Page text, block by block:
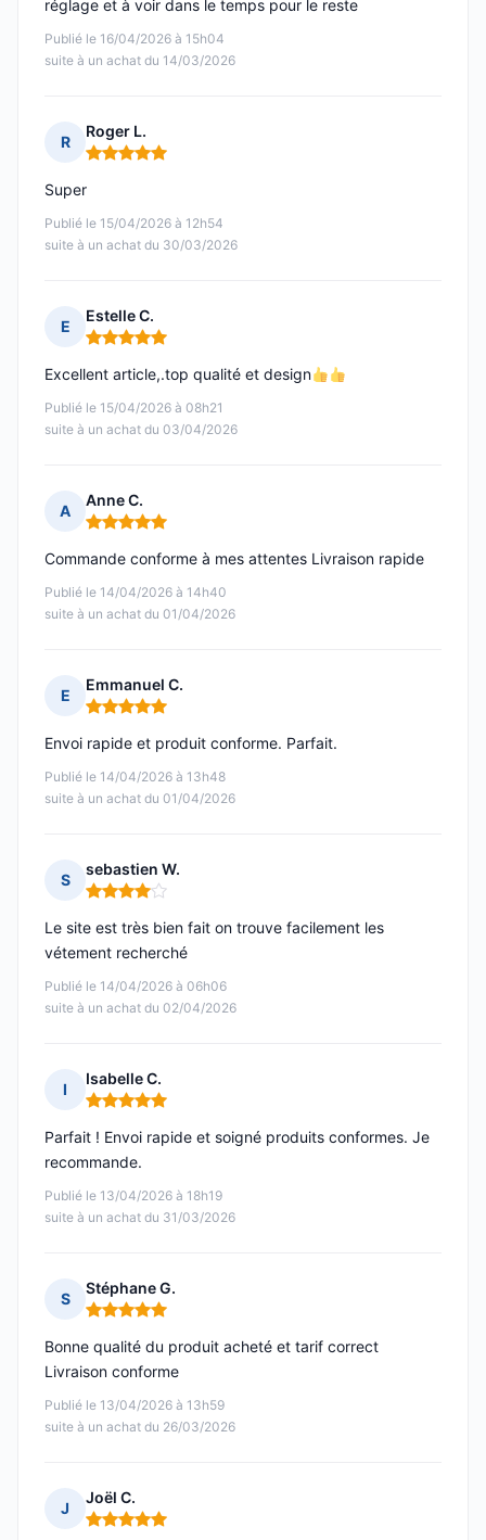
Publié le 16/04/2026 à 15h04
suite à un achat du 14/03/2026
réglage et à voir dans le temps pour le reste
R
Roger L.
Note : 5 sur 5
Publié le 15/04/2026 à 12h54
suite à un achat du 30/03/2026
Super
E
Estelle C.
Note : 5 sur 5
Publié le 15/04/2026 à 08h21
suite à un achat du 03/04/2026
Excellent article,.top qualité et design
A
Anne C.
Note : 5 sur 5
Publié le 14/04/2026 à 14h40
suite à un achat du 01/04/2026
Commande conforme à mes attentes Livraison rapide
E
Emmanuel C.
Note : 5 sur 5
Publié le 14/04/2026 à 13h48
suite à un achat du 01/04/2026
Envoi rapide et produit conforme. Parfait.
S
sebastien W.
Note : 4 sur 5
Publié le 14/04/2026 à 06h06
suite à un achat du 02/04/2026
Le site est très bien fait on trouve facilement les
vétement recherché
I
Isabelle C.
Note : 5 sur 5
Publié le 13/04/2026 à 18h19
suite à un achat du 31/03/2026
Parfait ! Envoi rapide et soigné produits conformes. Je
recommande.
S
Stéphane G.
Note : 5 sur 5
Publié le 13/04/2026 à 13h59
suite à un achat du 26/03/2026
Bonne qualité du produit acheté et tarif correct
Livraison conforme
J
Joël C.
Note : 5 sur 5